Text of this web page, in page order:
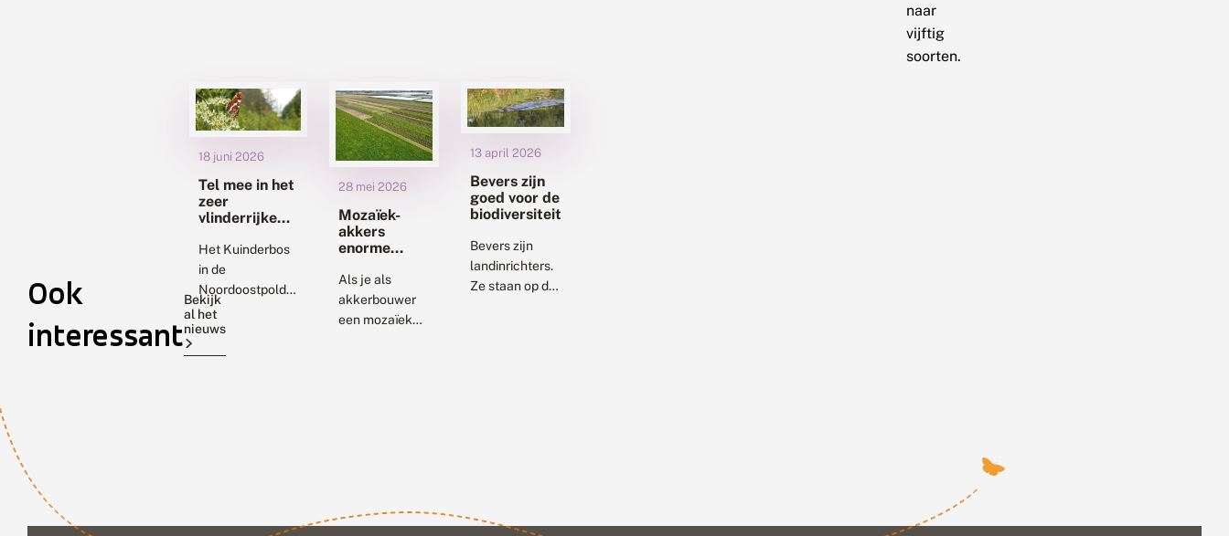
naar
vijftig
soorten.
Ook
interessant
Bekijk
al het
nieuws
18 juni 2026
Tel mee in het
zeer
vlinderrijke
Het Kuinderbos
in de
Noordoostpolder
is zeer
gevarieerd. Er is
28 mei 2026
Mozaïek-
akkers
enorme
biodiversiteit
Als je als
akkerbouwer
een mozaïek
biodiversiteit er
13 april 2026
Bevers zijn
goed voor de
biodiversiteit
Bevers zijn
landinrichters.
Ze staan op de